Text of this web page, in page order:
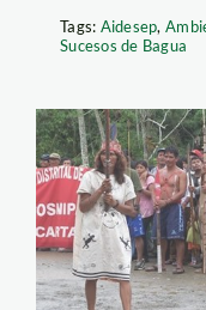
Tags: Aidesep,
Sucesos de Bagua